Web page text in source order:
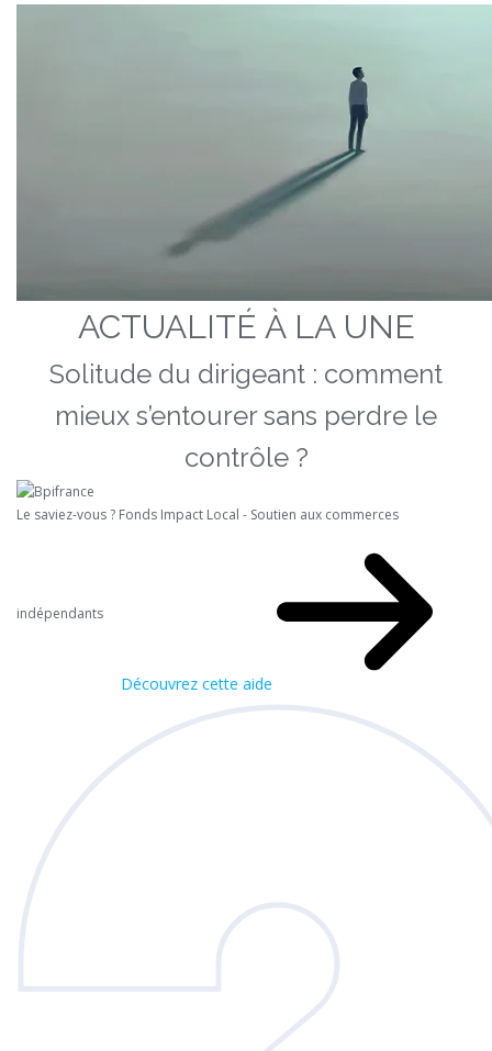
ACTUALITÉ À LA UNE
Solitude du dirigeant : comment
mieux s’entourer sans perdre le
contrôle ?
Le saviez-vous ? Fonds Impact Local - Soutien aux commerces
indépendants
Découvrez cette aide